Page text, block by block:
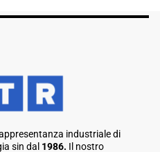
industriale di
sin dal 1986. Il nostro